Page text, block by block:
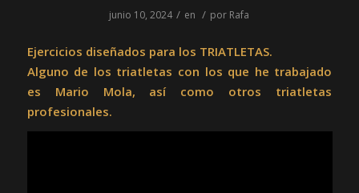
junio 10, 2024 / en / por Rafa
Ejercicios diseñados para los TRIATLETAS.
Alguno de los triatletas con los que he trabajado
es Mario Mola, así como otros triatletas
profesionales.